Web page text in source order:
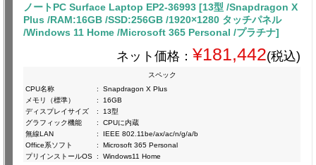
ノートPC Surface Laptop EP2-36993 [13型 /Snapdragon X
Plus /RAM:16GB /SSD:256GB /1920×1280 タッチパネル
/Windows 11 Home /Microsoft 365 Personal /プラチナ]
ネット価格： ¥181,442(税込)
スペック
CPU名称
:
Snapdragon X Plus
メモリ（標準）
:
16GB
ディスプレイサイズ
:
13型
グラフィック機能
:
CPUに内蔵
無線LAN
:
IEEE 802.11be/ax/ac/n/g/a/b
Office系ソフト
:
Microsoft 365 Personal
プリインストールOS : Windows11 Home